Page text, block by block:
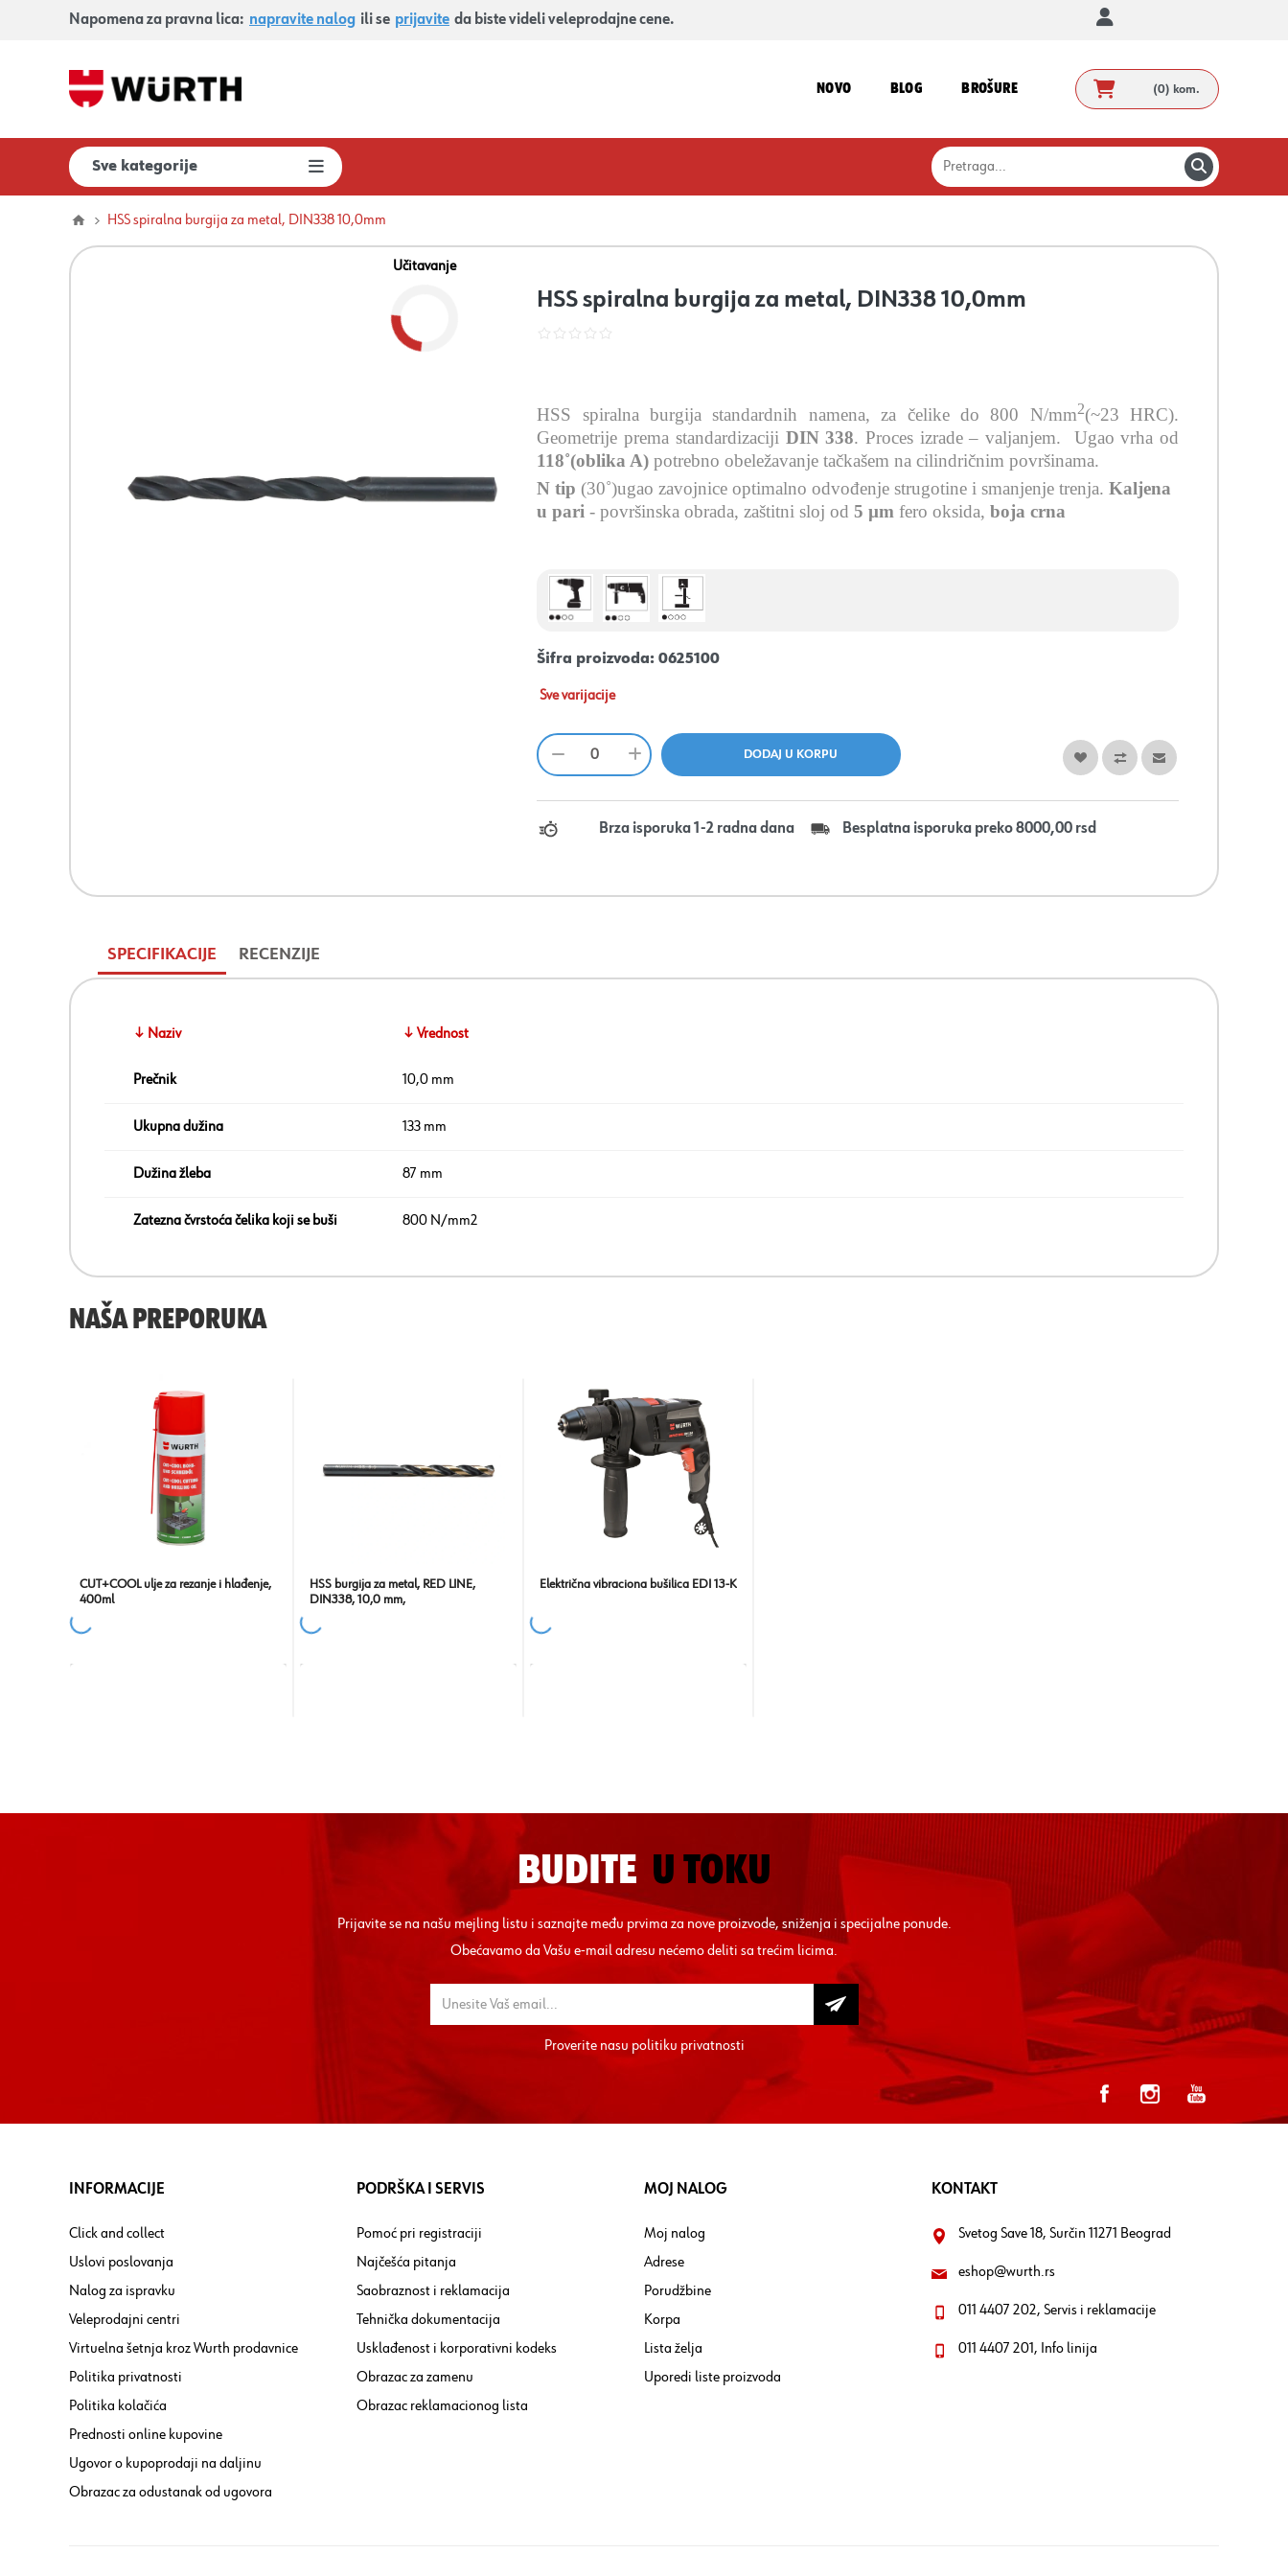
Napomena za pravna lica: napravite nalog ili se prijavite da biste videli veleprodajne cene.
NOVO BLOG BROŠURE (0) kom.
Sve kategorije
HSS spiralna burgija za metal, DIN338 10,0mm
Učitavanje
HSS spiralna burgija za metal, DIN338 10,0mm
HSS spiralna burgija standardnih namena, za čelike do 800 N/mm2(~23 HRC).
Geometrije prema standardizaciji DIN 338. Proces izrade – valjanjem.
Ugao vrha od
118˚(oblika A)potrebno obeležavanje tačkašem na cilindričnim površinama.
N tip (30˚)ugao zavojniceoptimalno odvođenje strugotine i smanjenje trenja. Kaljena
u pari - površinska obrada, zaštitni sloj od5 µm fero oksida,boja crna
Šifra proizvoda: 0625100
Sve varijacije
Brza isporuka 1-2 radna dana Besplatna isporuka preko 8000,00 rsd
SPECIFIKACIJE RECENZIJE
↓ Naziv ↓ Vrednost
Prečnik 10,0 mm
Ukupna dužina 133 mm
Dužina žleba 87 mm
Zatezna čvrstoća čelika koji se buši 800 N/mm2
NAŠA PREPORUKA
CUT+COOL ulje za rezanje i hlađenje,
400ml
HSS burgija za metal, RED LINE,
DIN338, 10,0 mm,
Električna vibraciona bušilica EDI 13-K
BUDITE U TOKU
Prijavite se na našu mejling listu i saznajte među prvima za nove proizvode, sniženja i specijalne ponude.
Obećavamo da Vašu e-mail adresu nećemo deliti sa trećim licima.
Proverite nasupolitiku privatnosti
INFORMACIJE
Click and collect
Uslovi poslovanja
Nalog za ispravku
Veleprodajni centri
Virtuelna šetnja kroz Wurth prodavnice
Politika privatnosti
Politika kolačića
Prednosti online kupovine
Ugovor o kupoprodaji na daljinu
Obrazac za odustanak od ugovora
PODRŠKA I SERVIS
Pomoć pri registraciji
Najčešća pitanja
Saobraznost i reklamacija
Tehnička dokumentacija
Usklađenost i korporativni kodeks
Obrazac za zamenu
Obrazac reklamacionog lista
MOJ NALOG
Moj nalog
Adrese
Porudžbine
Korpa
Lista želja
Uporedi liste proizvoda
KONTAKT
Svetog Save 18, Surčin 11271 Beograd
eshop@wurth.rs
011 4407 202, Servis i reklamacije
011 4407 201, Info linija